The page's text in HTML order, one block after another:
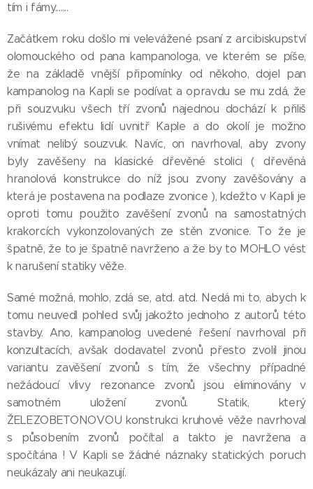
tím i fámy.......
Začátkem roku došlo mi velevážené psaní z arcibiskupství
olomouckého od pana kampanologa, ve kterém se píše,
že na základě vnější připomínky od někoho, dojel pan
kampanolog na Kapli se podívat a opravdu se mu zdá, že
při souzvuku všech tří zvonů najednou dochází k přiliš
rušivému efektu lidí uvnitř Kaple a do okolí je možno
vnímat nelibý souzvuk. Navíc, on navrhoval, aby zvony
byly zavěšeny na klasické dřevěné stolici ( dřevěná
hranolová konstrukce do níž jsou zvony zavěšovány a
která je postavena na podlaze zvonice ), kdežto v Kapli je
oproti tomu použito zavěšení zvonů na samostatných
krakorcích vykonzolovaných ze stěn zvonice. To že je
špatně, že to je špatně navrženo a že by to MOHLO vést
k narušení statiky věže.
Samé možná, mohlo, zdá se, atd. atd. Nedá mi to, abych k
tomu neuvedl pohled svůj jakožto jednoho z autorů této
stavby. Ano, kampanolog uvedené řešení navrhoval při
konzultacích, avšak dodavatel zvonů přesto zvolil jinou
variantu zavěšení zvonů s tím, že všechny případné
nežádoucí vlivy rezonance zvonů jsou eliminovány v
samotném uložení zvonů. Statik, který
ŽELEZOBETONOVOU konstrukci kruhové věže navrhoval
s působením zvonů počítal a takto je navržena a
spočítána ! V Kapli se žádné náznaky statických poruch
neukázaly ani neukazují.